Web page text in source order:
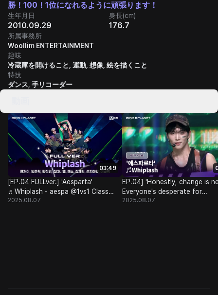
勝！100！1位になれるように頑張ります！
生年月日
2010.09.29
身長(cm)
176.7
所属事務所
Woollim ENTERTAINMENT
趣味
冷蔵庫を開けること, 運動, 想像, 絵を描くこと
特技
ダンス, 手リコーダー
03:49
[EP.04 FULLver.] 'Aesparta'
♬Whiplash - aespa @1vs1 Class
Battle
2025.08.07
EP.04] 'Honestly, change is
Everyone's desperate for
〈Whiplash〉 Team 2’s killing part
2025.08.07